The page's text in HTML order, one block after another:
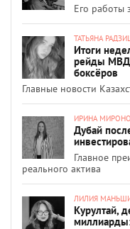
Его работы
ТАТЬЯНА
Итоги
рейды
боксёров
Главные новости
ИРИНА
Дубай
Главное
реального актива
ЛИЛИЯ
Курултай,